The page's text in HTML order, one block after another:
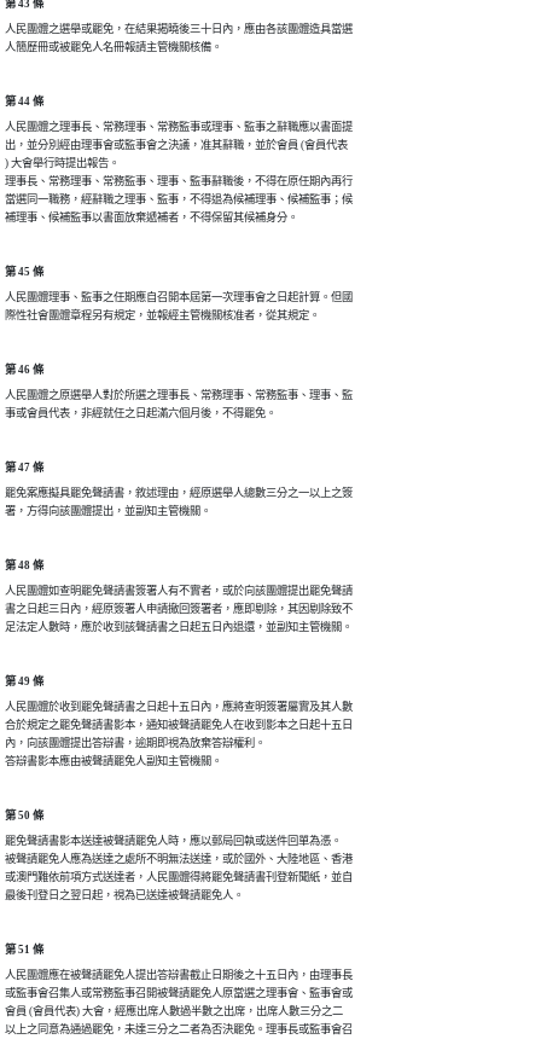
第 43 條
人民團體之選舉或罷免，在結果揭曉後三十日內，應由各該團體造具當選
人簡歷冊或被罷免人名冊報請主管機關核備。
第 44 條
人民團體之理事長、常務理事、常務監事或理事、監事之辭職應以書面提
出，並分別經由理事會或監事會之決議，准其辭職，並於會員 (會員代表
) 大會舉行時提出報告。
理事長、常務理事、常務監事、理事、監事辭職後，不得在原任期內再行
當選同一職務，經辭職之理事、監事，不得退為候補理事、候補監事；候
補理事、候補監事以書面放棄遞補者，不得保留其候補身分。
第 45 條
人民團體理事、監事之任期應自召開本屆第一次理事會之日起計算。但國
際性社會團體章程另有規定，並報經主管機關核准者，從其規定。
第 46 條
人民團體之原選舉人對於所選之理事長、常務理事、常務監事、理事、監
事或會員代表，非經就任之日起滿六個月後，不得罷免。
第 47 條
罷免案應擬具罷免聲請書，敘述理由，經原選舉人總數三分之一以上之簽
署，方得向該團體提出，並副知主管機關。
第 48 條
人民團體如查明罷免聲請書簽署人有不實者，或於向該團體提出罷免聲請
書之日起三日內，經原簽署人申請撤回簽署者，應即剔除，其因剔除致不
足法定人數時，應於收到該聲請書之日起五日內退還，並副知主管機關。
第 49 條
人民團體於收到罷免聲請書之日起十五日內，應將查明簽署屬實及其人數
合於規定之罷免聲請書影本，通知被聲請罷免人在收到影本之日起十五日
內，向該團體提出答辯書，逾期即視為放棄答辯權利。
答辯書影本應由被聲請罷免人副知主管機關。
第 50 條
罷免聲請書影本送達被聲請罷免人時，應以郵局回執或送件回單為憑。
被聲請罷免人應為送達之處所不明無法送達，或於國外、大陸地區、香港
或澳門難依前項方式送達者，人民團體得將罷免聲請書刊登新聞紙，並自
最後刊登日之翌日起，視為已送達被聲請罷免人。
第 51 條
人民團體應在被聲請罷免人提出答辯書截止日期後之十五日內，由理事長
或監事會召集人或常務監事召開被聲請罷免人原當選之理事會、監事會或
會員 (會員代表) 大會，經應出席人數過半數之出席，出席人數三分之二
以上之同意為通過罷免，未達三分之二者為否決罷免。理事長或監事會召